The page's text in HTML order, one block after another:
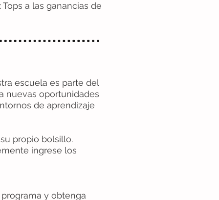
a las ganancias de
escuela es parte del
nuevas oportunidades
de aprendizaje
propio bolsillo.
ingrese los
y obtenga